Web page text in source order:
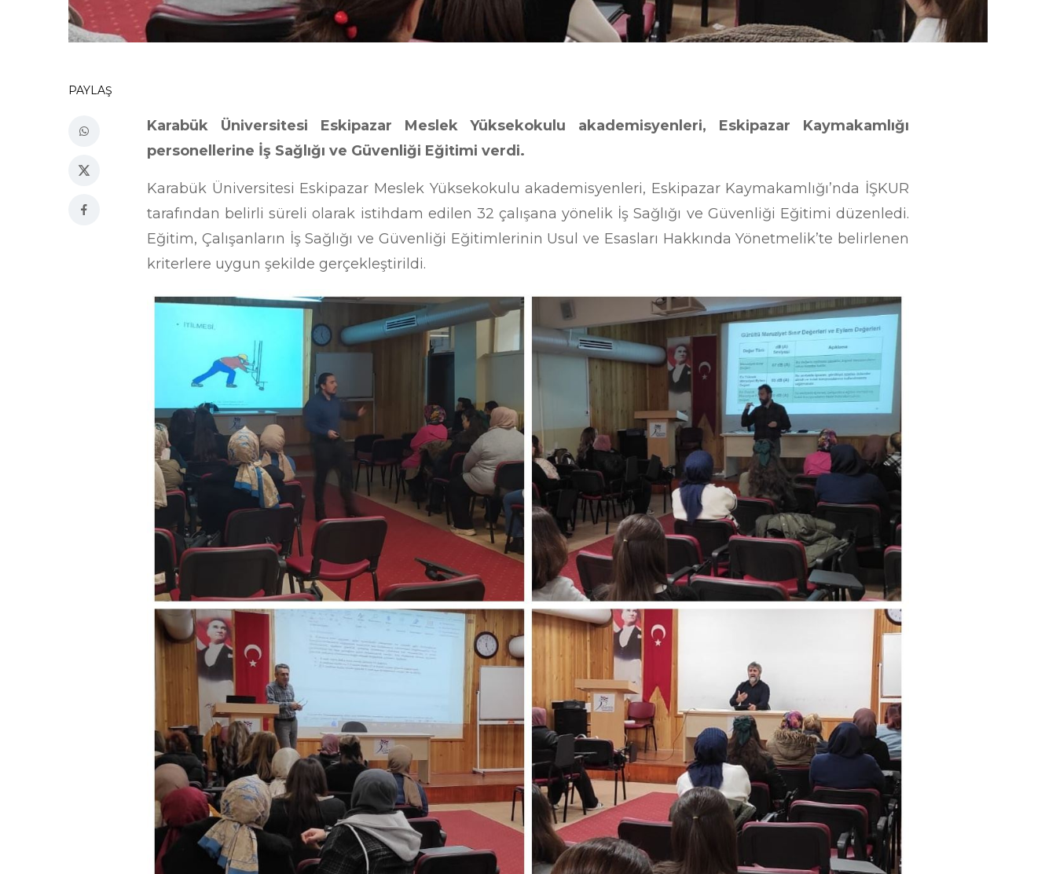
PAYLAŞ
Karabük Üniversitesi Eskipazar Meslek Yüksekokulu akademisyenleri, Eskipazar Kaymakamlığı
personellerine İş Sağlığı ve Güvenliği Eğitimi verdi.
Karabük Üniversitesi Eskipazar Meslek Yüksekokulu akademisyenleri, Eskipazar Kaymakamlığı’nda İŞKUR
tarafından belirli süreli olarak istihdam edilen 32 çalışana yönelik İş Sağlığı ve Güvenliği Eğitimi düzenledi.
Eğitim, Çalışanların İş Sağlığı ve Güvenliği Eğitimlerinin Usul ve Esasları Hakkında Yönetmelik’te belirlenen
kriterlere uygun şekilde gerçekleştirildi.